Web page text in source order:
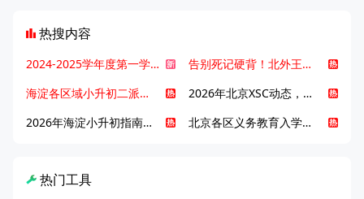
热搜内容
2024-2025学年度第一学期北京各区期末考试真题试卷汇总
告别死记硬背！北外王牌精读词汇课，帮孩子突破英语词汇难关
海淀各区域小升初二派全攻略合集！区域一至五志愿填报、升学策略详解
2026年北京XSC动态，持续更新中ing...
2026年海淀小升初指南，一文了解招生政策要点
北京各区义务教育入学咨询电话汇总，25年小升初家长提前收藏
热门工具